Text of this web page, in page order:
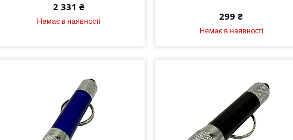
2 331 ₴
Немає в наявності 299 ₴
Немає в наявності